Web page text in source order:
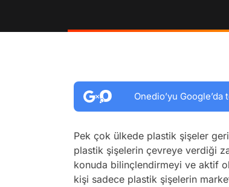
Onedio’yu
Pek çok ülkede plastik şişeler geri
plastik şişelerin çevreye verdiği
konuda bilinçlendirmeyi ve aktif
kişi sadece plastik şişelerin